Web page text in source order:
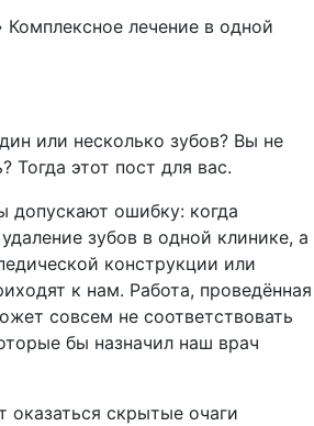
Комплексное лечение в одной
или несколько зубов? Вы не
Тогда этот пост для вас.
допускают ошибку: когда
зубов в одной клинике, а
конструкции или
к нам. Работа, проведённая
совсем не соответствовать
бы назначил наш врач
скрытые очаги